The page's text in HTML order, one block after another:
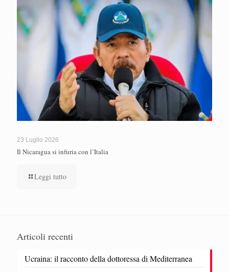
23 Luglio 2026
Il Nicaragua si infuria con l’Italia
Leggi tutto
Articoli recenti
Ucraina: il racconto della dottoressa di Mediterranea